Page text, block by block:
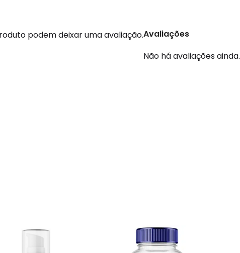
Avaliações
Não há avaliações ainda.
podem deixar uma avaliação.